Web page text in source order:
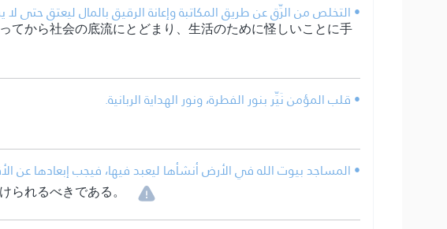
• التخلص من الرِّق عن طريق المكاتبة وإعانة الرقيق بالمال ليعتق
から社会の底流にとどまり、生活のために怪しいことに手
• قلب المؤمن نَيِّر بنور الفطرة، ونور الهداية الربانية.
• المساجد بيوت الله في الأرض أنشأها ليعبد فيها، فيجب إبعادها عن
れるべきである。